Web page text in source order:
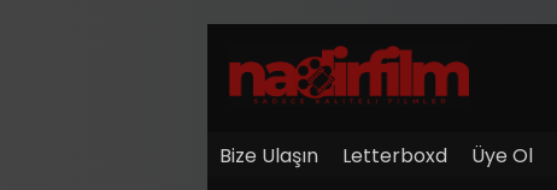
Bize Ulaşın Letterboxd Üye Ol